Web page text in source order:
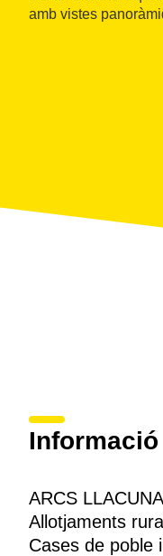
amb vistes
ARCS
Allotjaments
Cases de poble